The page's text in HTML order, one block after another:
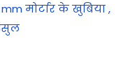
मोर्टार के खुबिया ,